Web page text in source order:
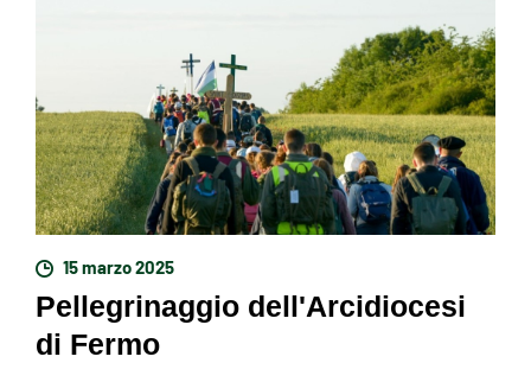
15 marzo 2025
Pellegrinaggio dell'Arcidiocesi
di Fermo